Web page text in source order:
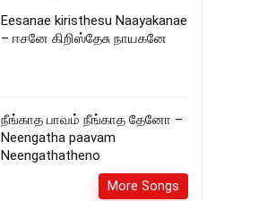
Eesanae kiristhesu Naayakanae
– ஈசனே கிறிஸ்தேசு நாயகனே
நீங்காத பாவம் நீங்காத தேனோ –
Neengatha paavam
Neengathatheno
More Songs